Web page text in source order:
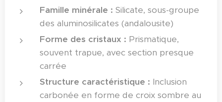
Famille minérale : Silicate, sous-groupe
des aluminosilicates (andalousite)
Forme des cristaux : Prismatique,
souvent trapue, avec section presque
carrée
Structure caractéristique : Inclusion
carbonée en forme de croix sombre au